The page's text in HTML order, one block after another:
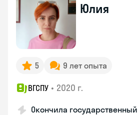
Юлия
5 9 лет опыта
ВГСПУ • 2020 г.
Окончила